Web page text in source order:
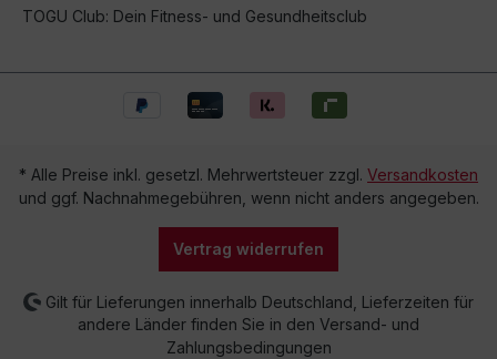
TOGU Club: Dein Fitness- und Gesundheitsclub
* Alle Preise inkl. gesetzl. Mehrwertsteuer zzgl. Versandkosten
und ggf. Nachnahmegebühren, wenn nicht anders angegeben.
Vertrag widerrufen
Gilt für Lieferungen innerhalb Deutschland, Lieferzeiten für
andere Länder finden Sie in den Versand- und
Zahlungsbedingungen